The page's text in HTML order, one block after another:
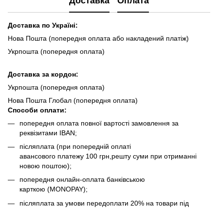
Доставка по Україні:
Нова Пошта (попередня оплата або накладений платіж)
Укрпошта (попередня оплата)
Доставка за кордон:
Укрпошта (попередня оплата)
Нова Пошта Глобал (попередня оплата)
Способи оплати:
попередня оплата повної вартості замовлення за
реквізитами IBAN;
післяплата (при попередній оплаті
авансового платежу 100 грн,решту суми при отриманні
новою поштою);
попередня онлайн-оплата банківською
карткою (MONOPAY);
післяплата за умови передоплати 20% на товари під